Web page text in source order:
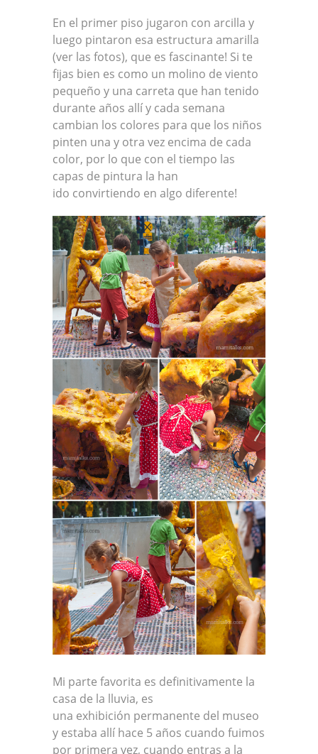
En el primer piso jugaron con arcilla y
luego pintaron esa estructura amarilla
(ver las fotos), que es fascinante! Si te
fijas bien es como un molino de viento
pequeño y una carreta que han tenido
durante años allí y cada semana
cambian los colores para que los niños
pinten una y otra vez encima de cada
color, por lo que con el tiempo las
capas de pintura la han
ido convirtiendo en algo diferente!
Mi parte favorita es definitivamente la
casa de la lluvia, es
una exhibición permanente del museo
y estaba allí hace 5 años cuando fuimos
por primera vez, cuando entras a la